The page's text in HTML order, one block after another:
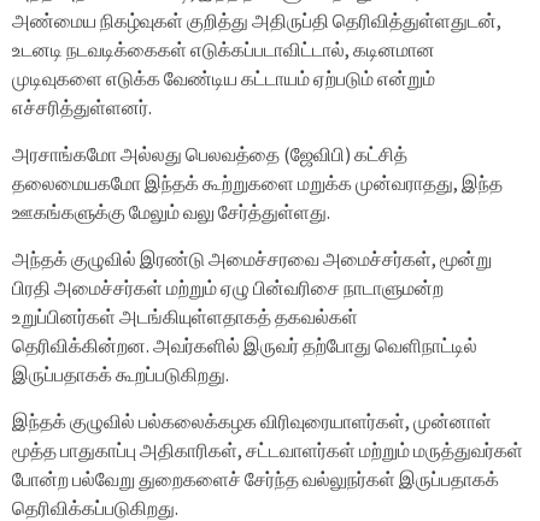
அண்மைய நிகழ்வுகள் குறித்து அதிருப்தி தெரிவித்துள்ளதுடன்,
உடனடி நடவடிக்கைகள் எடுக்கப்படாவிட்டால், கடினமான
முடிவுகளை எடுக்க வேண்டிய கட்டாயம் ஏற்படும் என்றும்
எச்சரித்துள்ளனர்.
அரசாங்கமோ அல்லது பெலவத்தை (ஜேவிபி) கட்சித்
தலைமையகமோ இந்தக் கூற்றுகளை மறுக்க முன்வராதது, இந்த
ஊகங்களுக்கு மேலும் வலு சேர்த்துள்ளது.
அந்தக் குழுவில் இரண்டு அமைச்சரவை அமைச்சர்கள், மூன்று
பிரதி அமைச்சர்கள் மற்றும் ஏழு பின்வரிசை நாடாளுமன்ற
உறுப்பினர்கள் அடங்கியுள்ளதாகத் தகவல்கள்
தெரிவிக்கின்றன. அவர்களில் இருவர் தற்போது வெளிநாட்டில்
இருப்பதாகக் கூறப்படுகிறது.
இந்தக் குழுவில் பல்கலைக்கழக விரிவுரையாளர்கள், முன்னாள்
மூத்த பாதுகாப்பு அதிகாரிகள், சட்டவாளர்கள் மற்றும் மருத்துவர்கள்
போன்ற பல்வேறு துறைகளைச் சேர்ந்த வல்லுநர்கள் இருப்பதாகக்
தெரிவிக்கப்படுகிறது.